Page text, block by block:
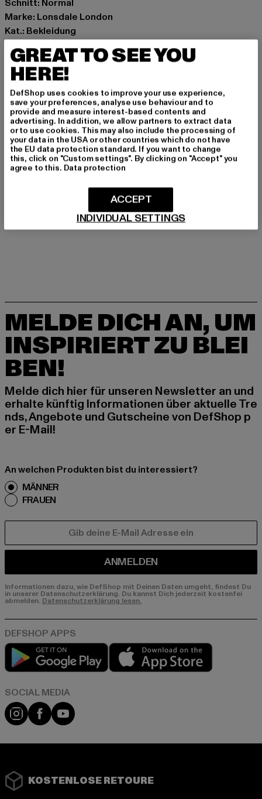
Schnitt: Normal
Marke: Lonsdale London
Kat.: Bekleidung
Farbe: blau
Hersteller Farbe: dark navy/oxblood/ecru
Materialzusammensetzung: 100% Baumwolle
Art.Nr: 112062-23261
Hersteller: Punch GmbH |info@punch-gmbh.de
Im Taubental 15a | 41468 Neuss | DE
GRÖSSE & PASSFORM
LIEFERUNG & RÜCKGABE
MELDE DICH AN, UM
INSPIRIERT ZU BLEI
BEN!
Melde dich hier für unseren Newsletter an und
erhalte künftig Informationen über aktuelle Tre
nds, Angebote und Gutscheine von DefShop p
er E-Mail!
An welchen Produkten bist du interessiert?
MÄNNER
FRAUEN
ANMELDEN
Informationen dazu, wie DefShop mit Deinen Daten umgeht, findest Du
in unserer Datenschutzerklärung. Du kannst Dich jederzeit kostenfei
abmelden. Datenschutzerklärung lesen.
Play market
Instagram
FacebookYouTube
KOSTENLOSE RETOURE
GREAT TO SEE YOU
HERE!
DefShop uses cookies to improve your use experience,
save your preferences, analyse use behaviour and to
provide and measure interest-based contents and
advertising. In addition, we allow partners to extract data
or to use cookies. This may also include the processing of
your data in the USA or other countries which do not have
the EU data protection standard. If you want to change
this, click on "Custom settings". By clicking on "Accept" you
agree to this. Data protection
INDIVIDUAL SETTINGS
ACCEPT